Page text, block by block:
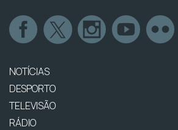
NOTÍCIAS
DESPORTO
TELEVISÃO
RÁDIO